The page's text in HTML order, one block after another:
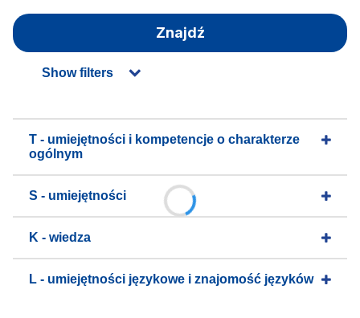
Znajdź
Show filters
T - umiejętności i kompetencje o charakterze
ogólnym
S - umiejętności
K - wiedza
L - umiejętności językowe i znajomość języków